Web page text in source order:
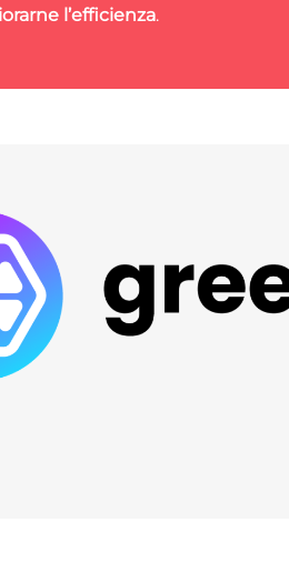
l’efficienza.